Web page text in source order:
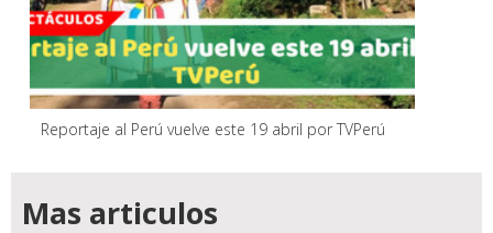
Reportaje al Perú vuelve este 19 abril por TVPerú
Mas articulos